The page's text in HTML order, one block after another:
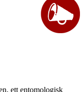
ett entomologisk